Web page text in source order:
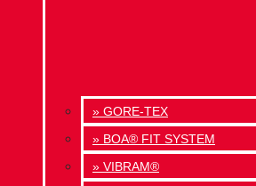
» GORE-TEX
» BOA® FIT SYSTEM
» VIBRAM®